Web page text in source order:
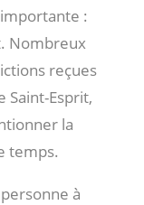
:
Nombreux
reçues
Saint-Esprit,
la
temps.
à